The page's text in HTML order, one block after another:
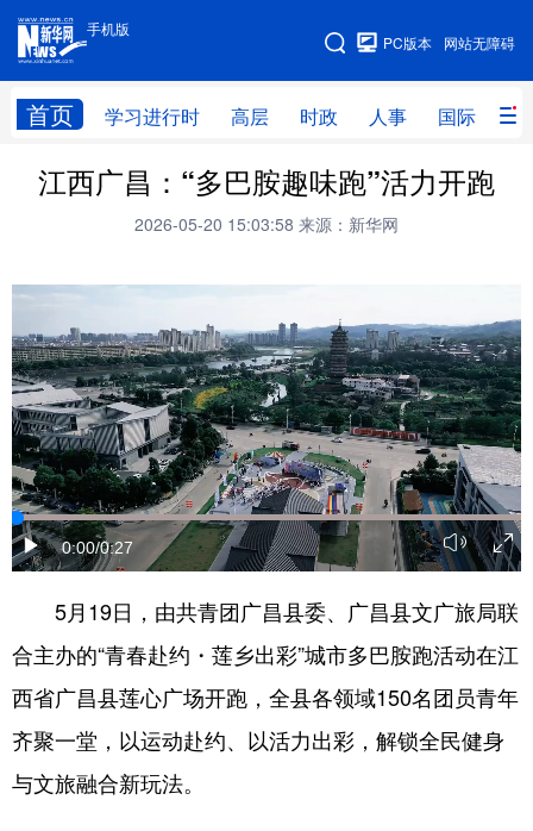
手机版
网站无障碍
PC版本
首页 学习进行时 高层 时政 人事 国际 财
手机版
网站地图
学习进行时 高层 时政 人事
财经 网评
台湾 思客智库 全球连线
科技 科创 量子 体育
文化 书画 健康 军事
访谈 视频 图片 政务
法律 中央文件 金融 汽车
食品 人居 信息化 数字经济
学术中国 乡村振兴 银龄 溯源中国
城市 旅游 能源 会展
公益 一带一路 亚太网 上市公司
文化产业
江西广昌：“多巴胺趣味跑”活力开跑
2026-05-20 15:03:58 来源：新华网
0:00/0:27
5月19日，由共青团广昌县委、广昌县文广旅局联
合主办的“青春赴约・莲乡出彩”城市多巴胺跑活动在江
西省广昌县莲心广场开跑，全县各领域150名团员青年
齐聚一堂，以运动赴约、以活力出彩，解锁全民健身
与文旅融合新玩法。